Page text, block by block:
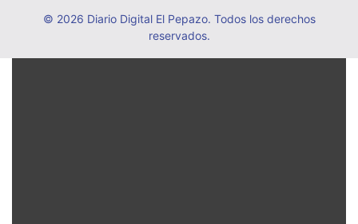
© 2026 Diario Digital El Pepazo. Todos los derechos
reservados.